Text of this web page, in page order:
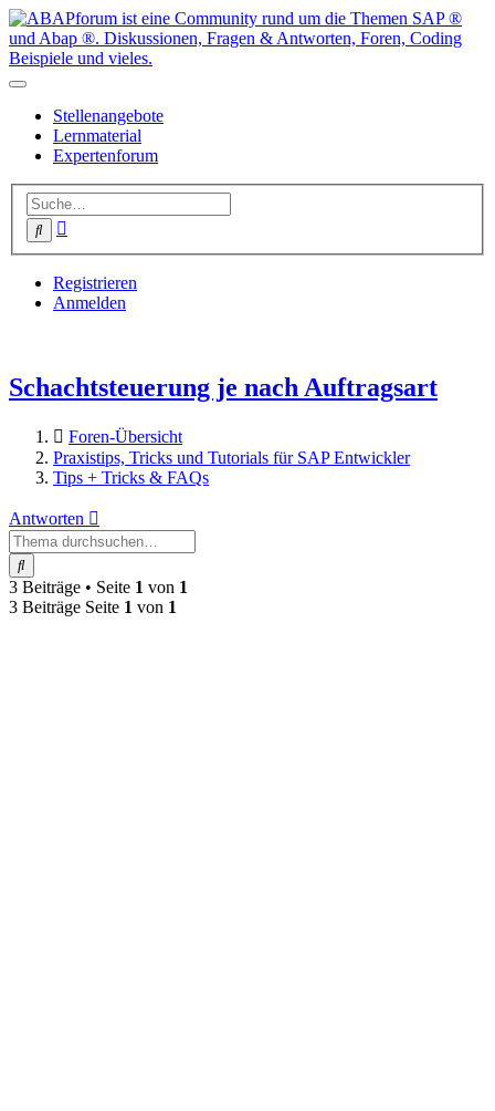
Stellenangebote
Lernmaterial
Expertenforum
Suche
Registrieren
Anmelden
Schachtsteuerung je nach Auftragsart
Foren-Übersicht
Praxistips, Tricks und Tutorials für SAP Entwickler
Tips + Tricks & FAQs
Antworten
Suche
3 Beiträge • Seite 1 von 1
3 Beiträge Seite 1 von 1